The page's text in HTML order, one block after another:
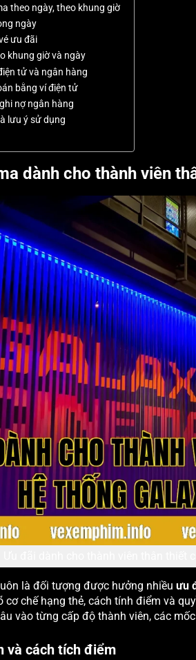
theo ngày, theo khung giờ
ngày
ưu đãi
khung giờ và ngày
tử và ngân hàng
bằng ví điện tử
nợ ngân hàng
lưu ý sử dụng
dành cho thành viên
là đối tượng được hưởng nhiều ưu
cơ chế hạng thẻ, cách tính điểm và
vào từng cấp độ thành viên, các
và cách tích điểm